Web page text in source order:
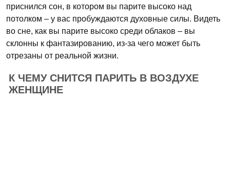
приснился сон, в котором вы парите высоко над
потолком – у вас пробуждаются духовные силы. Видеть
во сне, как вы парите высоко среди облаков – вы
склонны к фантазированию, из-за чего может быть
отрезаны от реальной жизни.
К ЧЕМУ СНИТСЯ ПАРИТЬ В ВОЗДУХЕ
ЖЕНЩИНЕ